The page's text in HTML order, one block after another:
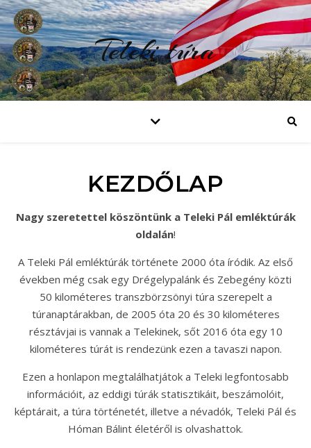
Teleki túra
KEZDŐLAP
Nagy szeretettel köszöntünk a Teleki Pál emléktúrák
oldalán!
A Teleki Pál emléktúrák története 2000 óta íródik. Az első
években még csak egy Drégelypalánk és Zebegény közti
50 kilométeres transzbörzsönyi túra szerepelt a
túranaptárakban, de 2005 óta 20 és 30 kilométeres
résztávjai is vannak a Telekinek, sőt 2016 óta egy 10
kilométeres túrát is rendezünk ezen a tavaszi napon.
Ezen a honlapon megtalálhatjátok a Teleki legfontosabb
információit, az eddigi túrák statisztikáit, beszámolóit,
képtárait, a túra történetét, illetve a névadók, Teleki Pál és
Hóman Bálint életéről is olvashattok.